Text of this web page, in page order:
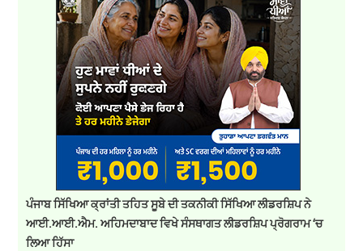
ਪੰਜਾਬ ਸਿੱਖਿਆ ਕ੍ਰਾਂਤੀ ਤਹਿਤ ਸੂਬੇ ਦੀ ਤਕਨੀਕੀ ਸਿੱਖਿਆ ਲੀਡਰਸ਼ਿਪ ਨੇ
ਆਈ.ਆਈ.ਐਮ. ਅਹਿਮਦਾਬਾਦ ਵਿਖੇ ਸੰਸਥਾਗਤ ਲੀਡਰਸ਼ਿਪ ਪ੍ਰੋਗਰਾਮ ‘ਚ
ਲਿਆ ਹਿੱਸਾ